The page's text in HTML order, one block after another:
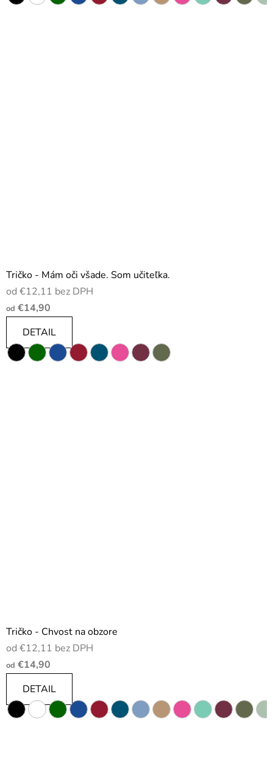
Tričko - Mám oči všade. Som učiteľka.
od €12,11 bez DPH
od €14,90
DETAIL
Tričko - Chvost na obzore
od €12,11 bez DPH
od €14,90
DETAIL